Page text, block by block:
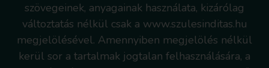
szövegeinek, anyagainak használata, kizárólag
változtatás nélkül csak a www.szulesinditas.hu
megjelölésével. Amennyiben megjelölés nélkül
kerül sor a tartalmak jogtalan felhasználására, a